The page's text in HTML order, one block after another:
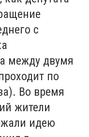
с
между двумя
по
Во время
жители
идею